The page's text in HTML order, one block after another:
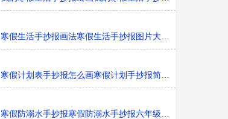
寒假生活手抄报画法寒假生活手抄报图片大全黑白线稿
寒假计划表手抄报怎么画寒假计划手抄报简单又漂亮黑白线稿
寒假防溺水手抄报寒假防溺水手抄报六年级黑白线稿